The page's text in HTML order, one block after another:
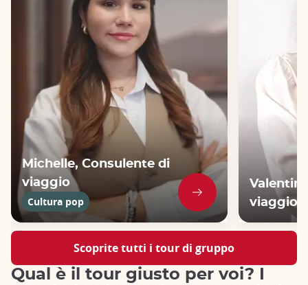
Michelle, Consulente di
viaggio
Cultura pop
viaggio
Scoprite tutti i tour di gruppo
Qual è il tour giusto per voi? I